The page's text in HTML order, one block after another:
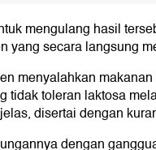
mengulang hasil
yang secara langsung
menyalahkan
tidak toleran laktosa
disertai dengan
dengan